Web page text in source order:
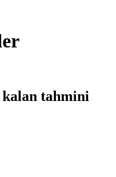
kalan tahmini